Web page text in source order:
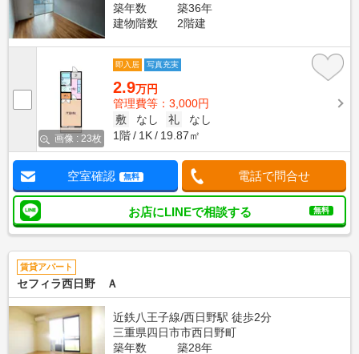
築年数
築36年
建物階数
2階建
画像 : 23枚
即入居 写真充実
2.9万円
管理費等：3,000円
敷
なし 礼
なし
1階
1K 19.87㎡
空室確認 無料 電話で問合せ
お店にLINEで相談する 無料
賃貸アパート
セフィラ西日野 Ａ
近鉄八王子線/西日野駅 徒歩2分
三重県四日市市西日野町
築年数
築28年